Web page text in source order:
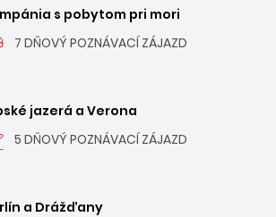
s pobytom pri mori
7 DŇOVÝ POZNÁVACÍ ZÁJAZD
jazerá a Verona
5 DŇOVÝ POZNÁVACÍ ZÁJAZD
a Drážďany